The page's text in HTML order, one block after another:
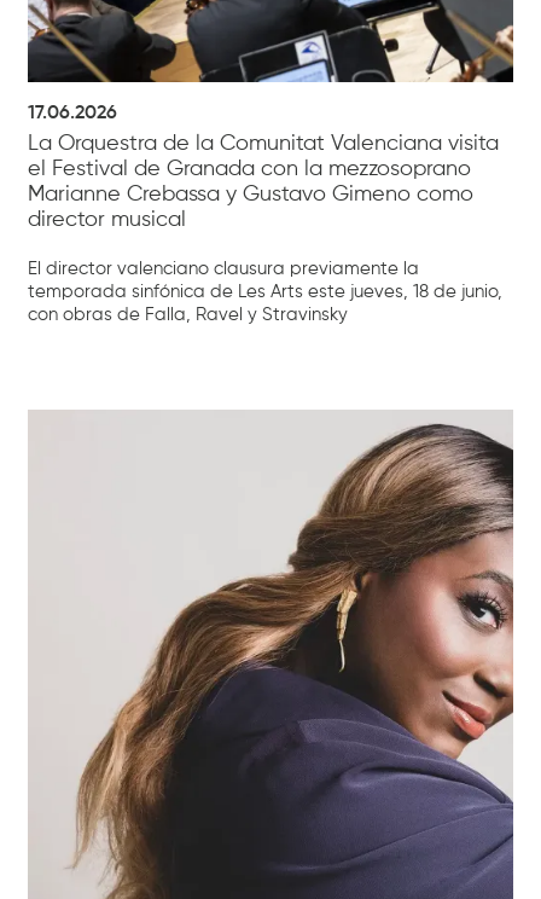
17.06.2026
La Orquestra de la Comunitat Valenciana visita
el Festival de Granada con la mezzosoprano
Marianne Crebassa y Gustavo Gimeno como
director musical
El director valenciano clausura previamente la
temporada sinfónica de Les Arts este jueves, 18 de junio,
con obras de Falla, Ravel y Stravinsky